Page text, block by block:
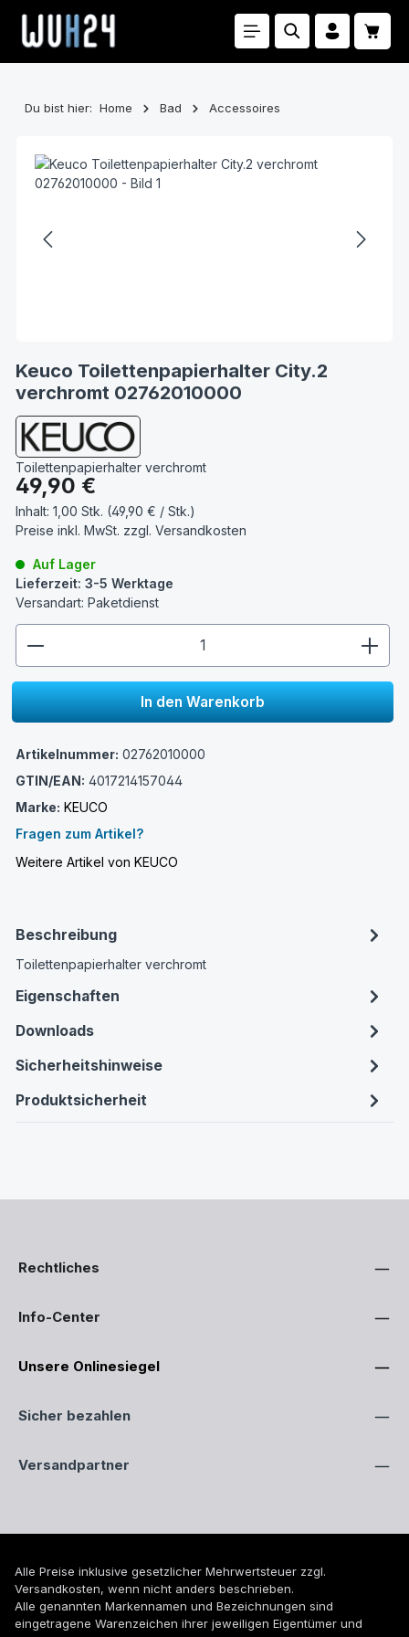
Zum Hauptinhalt springen
Du bist hier: Home Bad Accessoires
Keuco Toilettenpapierhalter City.2
verchromt 02762010000
Toilettenpapierhalter verchromt
Regulärer Preis:
49,90 €
Inhalt: 1,00 Stk. (49,90 € / Stk.)
Preise inkl. MwSt. zzgl. Versandkosten
Auf Lager
Lieferzeit: 3-5 Werktage
Versandart: Paketdienst
In den Warenkorb
Artikelnummer: 02762010000
GTIN/EAN: 4017214157044
Marke: KEUCO
Fragen zum Artikel?
Weitere Artikel von KEUCO
Beschreibung
Toilettenpapierhalter verchromt
Eigenschaften
Downloads
Sicherheitshinweise
Produktsicherheit
Rechtliches
Info-Center
Unsere Onlinesiegel
Sicher bezahlen
Versandpartner
Alle Preise inklusive gesetzlicher Mehrwertsteuer zzgl.
Versandkosten, wenn nicht anders beschrieben.
Alle genannten Markennamen und Bezeichnungen sind
eingetragene Warenzeichen ihrer jeweiligen Eigentümer und